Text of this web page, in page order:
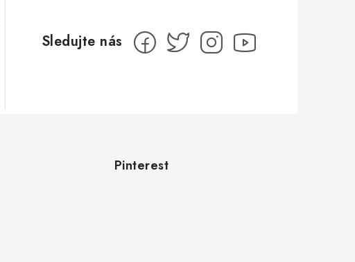
Pinterest